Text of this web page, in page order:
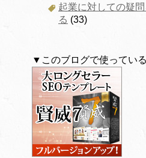
起業に対しての疑
る (33)
▼このブログで使ってい